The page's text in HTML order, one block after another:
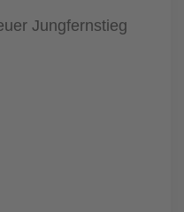
Jungfernstieg